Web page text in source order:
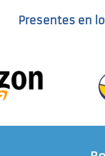
Presentes en